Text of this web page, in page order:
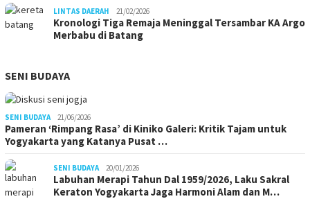
LINTAS DAERAH 21/02/2026
Kronologi Tiga Remaja Meninggal Tersambar KA Argo
Merbabu di Batang
SENI BUDAYA
SENI BUDAYA 21/06/2026
Pameran ‘Rimpang Rasa’ di Kiniko Galeri: Kritik Tajam untuk
Yogyakarta yang Katanya Pusat …
SENI BUDAYA 20/01/2026
Labuhan Merapi Tahun Dal 1959/2026, Laku Sakral
Keraton Yogyakarta Jaga Harmoni Alam dan M…